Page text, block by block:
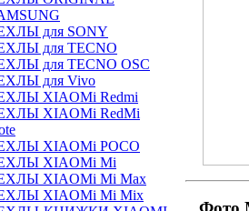
для SONY
для TECNO
для TECNO OSC
для Vivo
XIAOMi Redmi
XIAOMi RedMi
XIAOMi POCO
XIAOMi Mi
XIAOMi Mi Max
XIAOMi Mi Mix